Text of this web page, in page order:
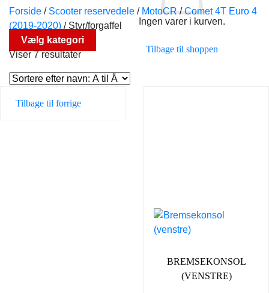
Ingen varer i kurven.
Tilbage til shoppen
Forside / Scooter reservedele / MotoCR / Comet 4T Euro 4
(2019-2020) /Styr/forgaffel
Vælg kategori
Viser 7 resultater
Tilbage til forrige
BREMSEKONSOL
(VENSTRE)